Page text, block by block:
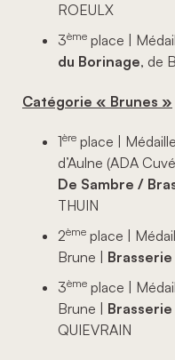
ROEULX
3ème place |
du Borinage, de
Catégorie « Brunes »
1ère place |
d’Aulne (ADA
De Sambre /
THUIN
2ème place |
Brune |
3ème place |
Brune | Brasserie
QUIEVRAIN